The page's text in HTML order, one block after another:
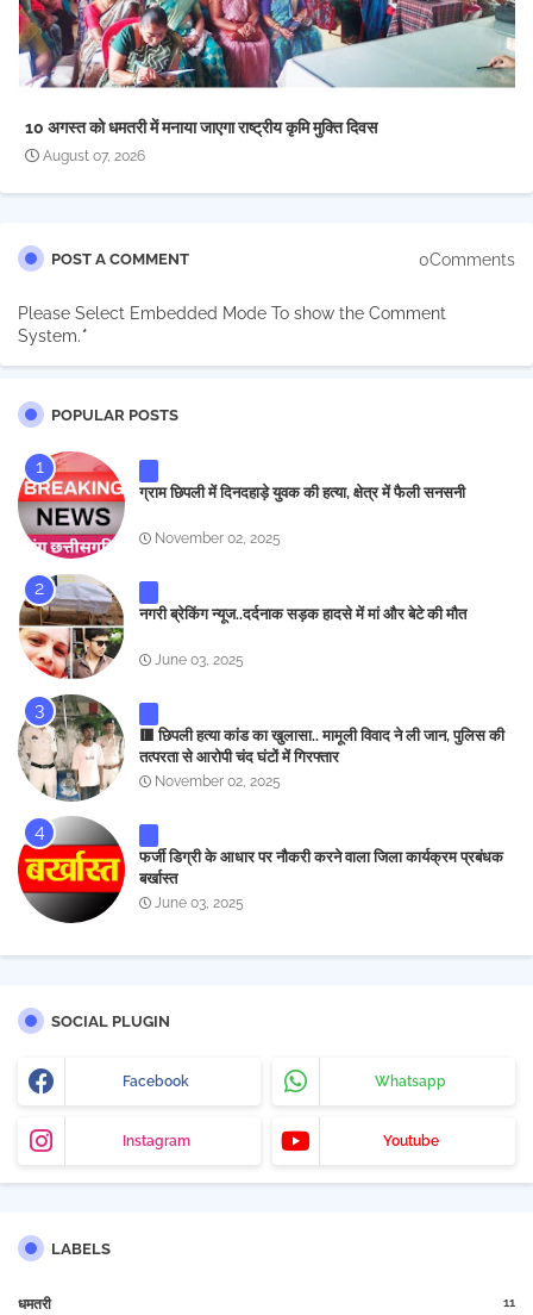
10 अगस्त को धमतरी में मनाया जाएगा राष्ट्रीय कृमि मुक्ति दिवस
August 07, 2026
POST A COMMENT 0Comments
Please Select Embedded Mode To show the Comment
System.*
POPULAR POSTS
ग्राम छिपली में दिनदहाड़े युवक की हत्या, क्षेत्र में फैली सनसनी
November 02, 2025
नगरी ब्रेकिंग न्यूज..दर्दनाक सड़क हादसे में मां और बेटे की मौत
June 03, 2025
🟥 छिपली हत्या कांड का खुलासा.. मामूली विवाद ने ली जान, पुलिस की
तत्परता से आरोपी चंद घंटों में गिरफ्तार
November 02, 2025
फर्जी डिग्री के आधार पर नौकरी करने वाला जिला कार्यक्रम प्रबंधक
बर्खास्त
June 03, 2025
SOCIAL PLUGIN
Facebook Whatsapp
Instagram Youtube
LABELS
धमतरी 11